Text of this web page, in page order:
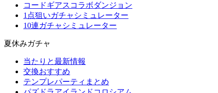
コードギアスコラボダンジョン
1点狙いガチャシミュレーター
10連ガチャシミュレーター
夏休みガチャ
当たりと最新情報
交換おすすめ
テンプレパーティまとめ